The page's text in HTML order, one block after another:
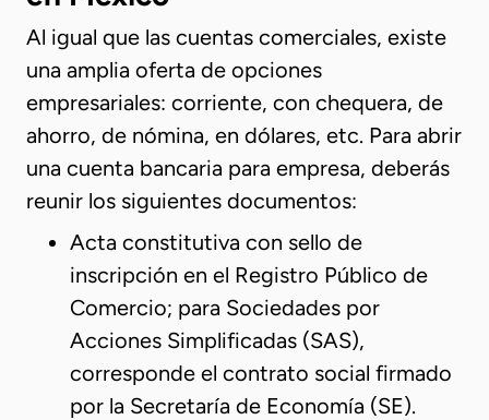
Al igual que las cuentas comerciales, existe
una amplia oferta de opciones
empresariales: corriente, con chequera, de
ahorro, de nómina, en dólares, etc. Para abrir
una cuenta bancaria para empresa, deberás
reunir los siguientes documentos:
Acta constitutiva con sello de
inscripción en el Registro Público de
Comercio; para Sociedades por
Acciones Simplificadas (SAS),
corresponde el contrato social firmado
por la Secretaría de Economía (SE).